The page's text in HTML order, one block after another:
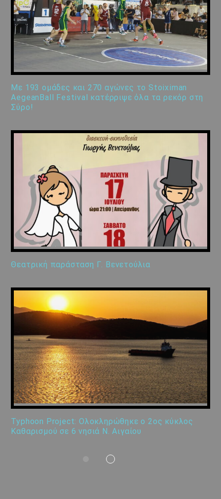
Με 193 ομάδες και 270 αγώνες το Stoiximan
AegeanBall Festival κατέρριψε όλα τα ρεκόρ στη
Σύρο!
Θεατρική παράσταση Γ. Βενετούλια
Typhoon Project: Ολοκληρώθηκε ο 2ος κύκλος
Καθαρισμού σε 6 νησιά Ν. Αιγαίου